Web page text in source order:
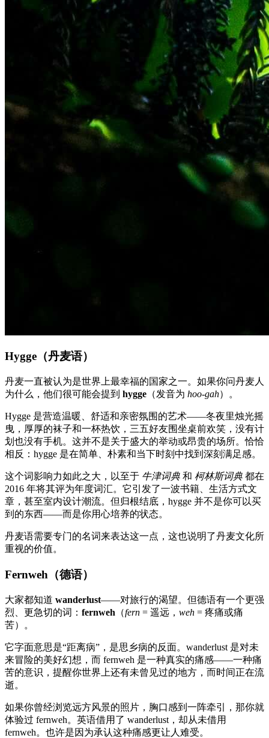
Hygge（丹麦语）
丹麦一直被认为是世界上最幸福的国家之一。如果你问丹麦人
为什么，他们很可能会提到 hygge （发音为 hoo-gah）。
Hygge 是营造温暖、舒适和亲密氛围的艺术——冬夜里烛光摇
曳，厚厚的袜子和一杯热饮，三五好友围坐桌前欢笑，没有计
划也没有手机。这并不是关于盛大的举动或昂贵的场所。恰恰
相反：hygge 是在简单、朴素和当下时刻中找到深刻满足感。
这个词影响力如此之大，以至于 牛津词典 和 柯林斯词典 都在
2016 年将其评为年度词汇。它引发了一波书籍、生活方式文
章，甚至室内设计潮流。但归根结底，hygge 并不是你可以买
到的东西——而是你用心培养的状态。
丹麦语需要专门的名词来表达这一点，这也说明了丹麦文化所
重视的价值。
Fernweh（德语）
大家都知道 wanderlust——对旅行的渴望。但德语有一个更强
烈、更急切的词： fernweh （fern = 遥远， weh = 疼痛或痛
苦）。
它字面意思是“距离病”，是思乡病的反面。wanderlust 是对未
来冒险的美好幻想，而 fernweh 是一种真实的痛感——一种痛
苦的意识，提醒你世界上还有未曾见过的地方，而时间正在流
逝。
如果你曾经浏览远方风景的照片，胸口感到一阵牵引，那你就
体验过 fernweh。英语借用了 wanderlust，却从未借用
fernweh。也许是因为承认这种痛感更让人难受。